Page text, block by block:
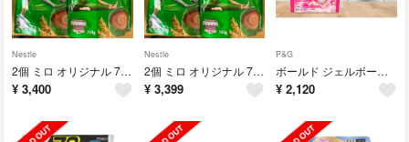
Nestle
2個 ミロ オリジナル 700g 鉄分 ジッパートップ Nestle MILO
¥ 3,400
Nestle
2個 ミロ オリジナル 700g 鉄分 ジッパートップ Nestle MILO
¥ 3,399
P&G
ボールド ジェルボール 4D プレミアム 洗濯洗剤詰替え 70個
¥ 2,120